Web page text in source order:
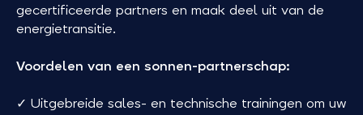
gecertificeerde partners en maak deel uit van de
energietransitie.
Voordelen van een sonnen-partnerschap:
✓ Uitgebreide sales- en technische trainingen om uw